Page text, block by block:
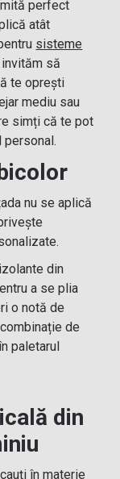
perfect
atât
sisteme
invităm să
te oprești
mediu sau
simți că te pot
nu se aplică
din
a se plia
o notă de
de
paletarul
din
în materie